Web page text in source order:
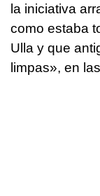
la iniciativa
como estaba
Ulla y que
limpas», en